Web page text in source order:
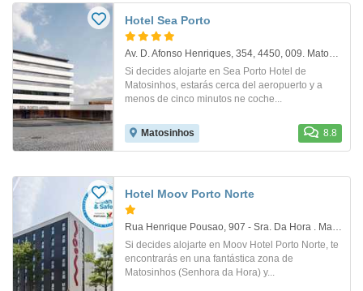
Hotel Sea Porto
Av. D. Afonso Henriques, 354, 4450, 009. Matosinhos
Si decides alojarte en Sea Porto Hotel de
Matosinhos, estarás cerca del aeropuerto y a
menos de cinco minutos ne coche...
Matosinhos 8.8
Hotel Moov Porto Norte
Rua Henrique Pousao, 907 - Sra. Da Hora . Matosinhos
Si decides alojarte en Moov Hotel Porto Norte, te
encontrarás en una fantástica zona de
Matosinhos (Senhora da Hora) y...